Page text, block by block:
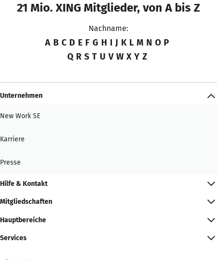
21 Mio. XING Mitglieder, von A bis Z
Nachname:
A B C D E F G H I J K L M N O P
Q R S T U V W X Y Z
Unternehmen
New Work SE
Karriere
Presse
Hilfe & Kontakt
Mitgliedschaften
Hauptbereiche
Services